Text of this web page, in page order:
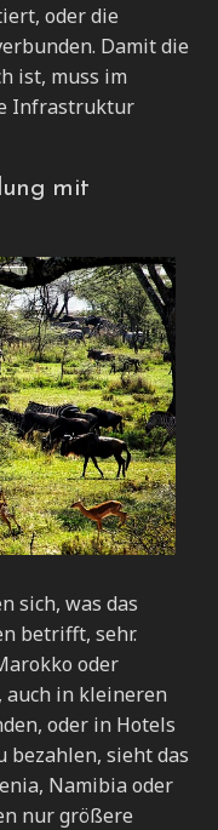
oder die
Damit die
ist, muss im
Infrastruktur
mit
sich, was das
betrifft, sehr.
oder
auch in kleineren
oder in Hotels
bezahlen, sieht das
Namibia oder
nur größere